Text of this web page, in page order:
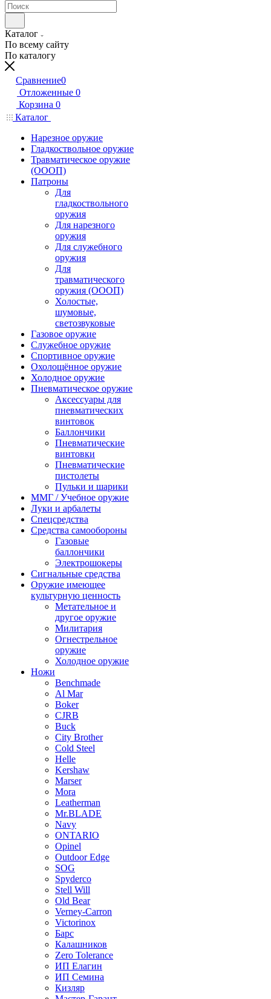
Каталог
По всему сайту
По каталогу
Сравнение0
Отложенные 0
Корзина 0
Каталог
Нарезное оружие
Гладкоствольное оружие
Травматическое оружие
(ОООП)
Патроны
Для
гладкоствольного
оружия
Для нарезного
оружия
Для служебного
оружия
Для
травматического
оружия (ОООП)
Холостые,
шумовые,
светозвуковые
Газовое оружие
Служебное оружие
Спортивное оружие
Охолощённое оружие
Холодное оружие
Пневматическое оружие
Аксессуары для
пневматических
винтовок
Баллончики
Пневматические
винтовки
Пневматические
пистолеты
Пульки и шарики
ММГ / Учебное оружие
Луки и арбалеты
Спецсредства
Средства самообороны
Газовые
баллончики
Электрошокеры
Сигнальные средства
Оружие имеющее
культурную ценность
Метательное и
другое оружие
Милитария
Огнестрельное
оружие
Холодное оружие
Ножи
Benchmade
Al Mar
Boker
CJRB
Buck
City Brother
Cold Steel
Helle
Kershaw
Marser
Mora
Leatherman
Mr.BLADE
Navy
ONTARIO
Opinel
Outdoor Edge
SOG
Spyderco
Stell Will
Old Bear
Verney-Carron
Victorinox
Барс
Калашников
Zero Tolerance
ИП Елагин
ИП Семина
Кизляр